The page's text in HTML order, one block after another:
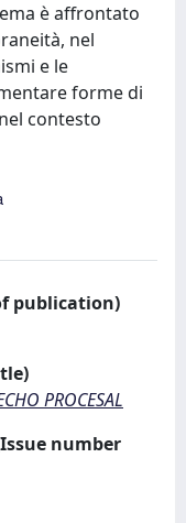
è affrontato
nel
e le
forme di
contesto
publication)
PROCESAL
number